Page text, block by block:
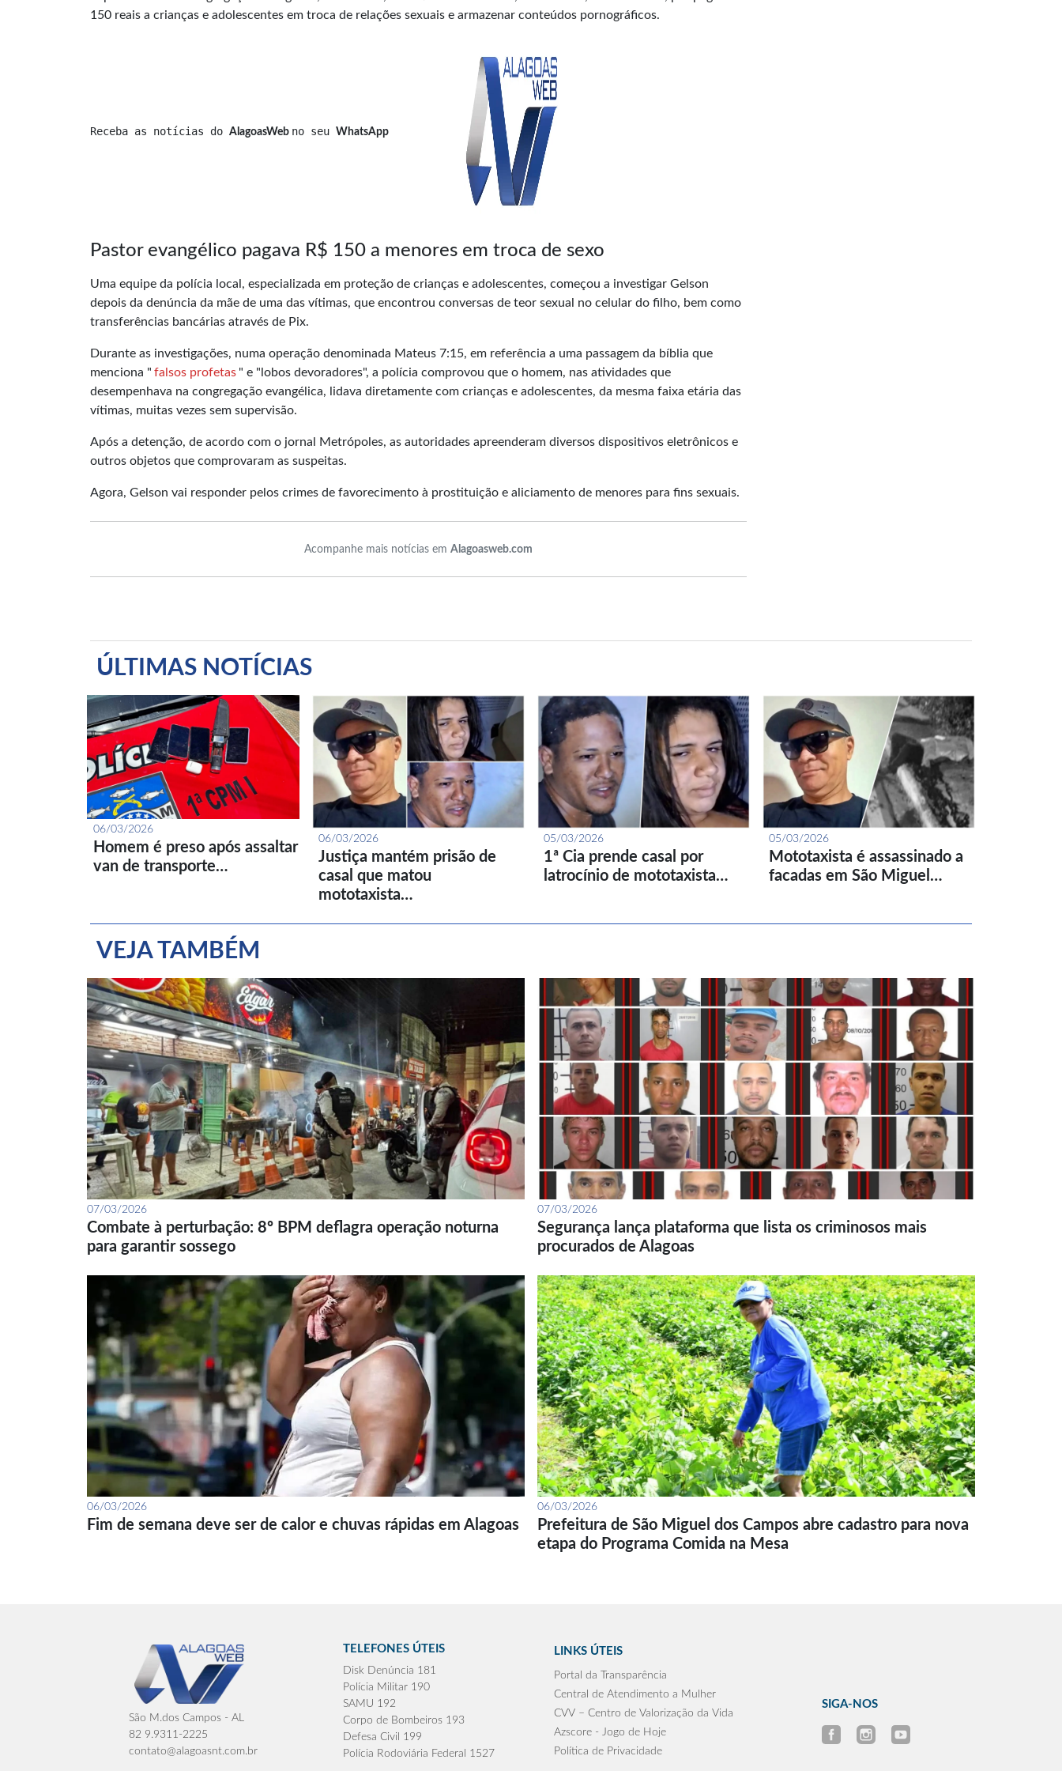
150 reais a crianças e adolescentes em troca de relações sexuais e armazenar conteúdos pornográficos.
Receba as notícias do AlagoasWeb no seu WhatsApp
Pastor evangélico pagava R$ 150 a menores em troca de sexo
Uma equipe da polícia local, especializada em proteção de crianças e adolescentes, começou a investigar Gelson
depois da denúncia da mãe de uma das vítimas, que encontrou conversas de teor sexual no celular do filho, bem como
transferências bancárias através de Pix.
Durante as investigações, numa operação denominada Mateus 7:15, em referência a uma passagem da bíblia que
menciona " falsos profetas " e "lobos devoradores", a polícia comprovou que o homem, nas atividades que
desempenhava na congregação evangélica, lidava diretamente com crianças e adolescentes, da mesma faixa etária das
vítimas, muitas vezes sem supervisão.
Após a detenção, de acordo com o jornal Metrópoles, as autoridades apreenderam diversos dispositivos eletrônicos e
outros objetos que comprovaram as suspeitas.
Agora, Gelson vai responder pelos crimes de favorecimento à prostituição e aliciamento de menores para fins sexuais.
Acompanhe mais notícias em Alagoasweb.com
ÚLTIMAS NOTÍCIAS
06/03/2026
Homem é preso após assaltar
van de transporte…
06/03/2026
Justiça mantém prisão de
casal que matou
mototaxista…
05/03/2026
1ª Cia prende casal por
latrocínio de mototaxista…
05/03/2026
Mototaxista é assassinado a
facadas em São Miguel…
VEJA TAMBÉM
07/03/2026
Combate à perturbação: 8º BPM deflagra operação noturna
para garantir sossego
07/03/2026
Segurança lança plataforma que lista os criminosos mais
procurados de Alagoas
06/03/2026
Fim de semana deve ser de calor e chuvas rápidas em Alagoas
06/03/2026
Prefeitura de São Miguel dos Campos abre cadastro para nova
etapa do Programa Comida na Mesa
São M.dos Campos - AL
82 9.9311-2225
contato@alagoasnt.com.br
TELEFONES ÚTEIS
Disk Denúncia 181
Polícia Militar 190
SAMU 192
Corpo de Bombeiros 193
Defesa Civil 199
Polícia Rodoviária Federal 1527
LINKS ÚTEIS
Portal da Transparência
Central de Atendimento a Mulher
CVV – Centro de Valorização da Vida
Azscore - Jogo de Hoje
Política de Privacidade
SIGA-NOS